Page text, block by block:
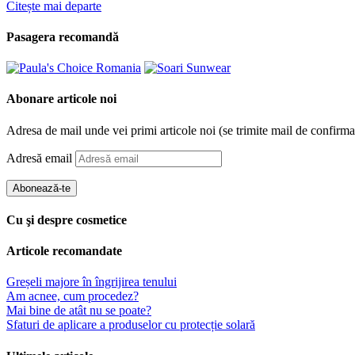
Citește mai departe
Pasagera recomandă
Abonare articole noi
Adresa de mail unde vei primi articole noi (se trimite mail de
Adresă email
Abonează-te
Cu şi despre cosmetice
Articole recomandate
Greșeli majore în îngrijirea tenului
Am acnee, cum procedez?
Mai bine de atât nu se poate?
Sfaturi de aplicare a produselor cu protecție solară